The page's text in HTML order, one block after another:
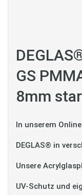
GS
8mm
In unserem
DEGLAS® in
Unsere
UV-Schutz und